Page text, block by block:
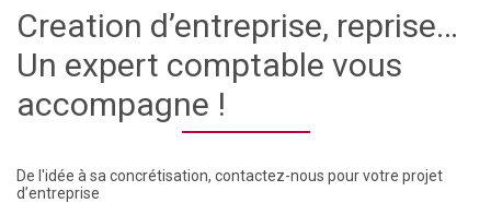
Creation d’entreprise, reprise…
Un expert comptable vous
accompagne !
De l'idée à sa concrétisation, contactez-nous pour votre projet
d’entreprise